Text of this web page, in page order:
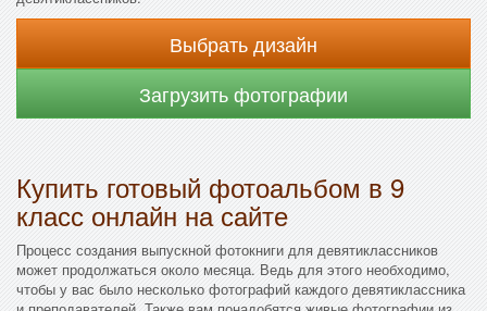
Выбрать дизайн
Загрузить фотографии
Купить готовый фотоальбом в 9
класс онлайн на сайте
Процесс создания выпускной фотокниги для девятиклассников
может продолжаться около месяца. Ведь для этого необходимо,
чтобы у вас было несколько фотографий каждого девятиклассника